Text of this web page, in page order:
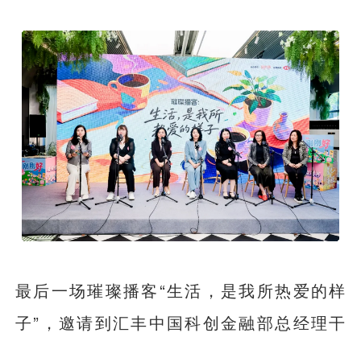
最后一场璀璨播客“生活，是我所热爱的样
子”，邀请到汇丰中国科创金融部总经理干